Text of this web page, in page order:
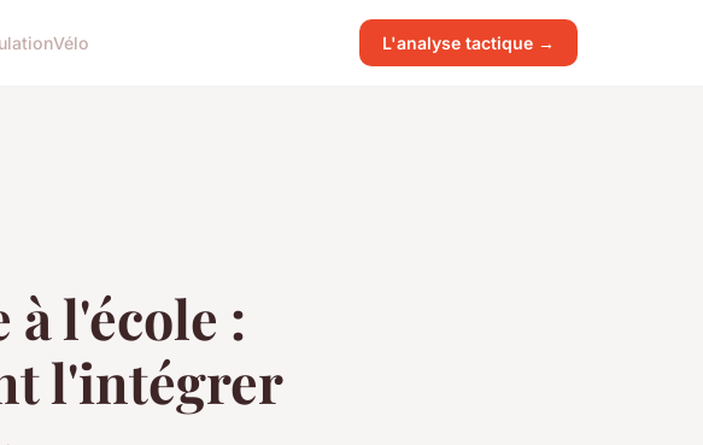
Vélo L'analyse tactique →
l'école :
l'intégrer